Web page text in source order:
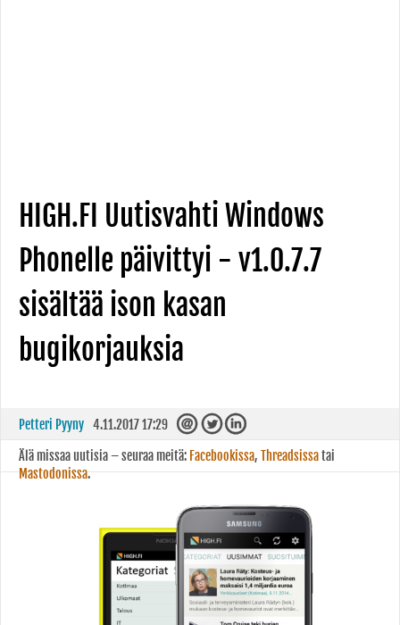
HIGH.FI Uutisvahti Windows
Phonelle päivittyi - v1.0.7.7
sisältää ison kasan
bugikorjauksia
Petteri Pyyny 4.11.2017 17:29
Älä missaa uutisia – seuraa meitä: Facebookissa, Threadsissatai
Mastodonissa.